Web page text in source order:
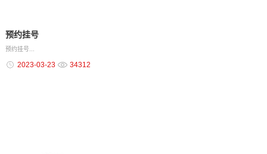
预约挂号
预约挂号...
2023-03-23 34312